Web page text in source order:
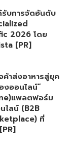
รับการจัดอันดับ
2026 โดย
[PR]
ค้าส่งอาหารสู่ยุค
งออนไลน์”
แพลตฟอร์ม
ไลน์ (B2B
ที่